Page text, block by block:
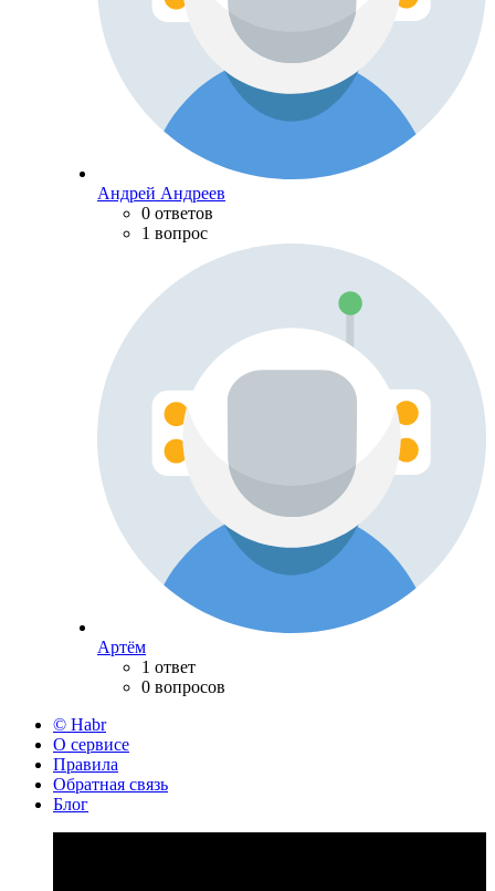
Андрей Андреев
0 ответов
1 вопрос
Артём
1 ответ
0 вопросов
© Habr
О сервисе
Правила
Обратная связь
Блог